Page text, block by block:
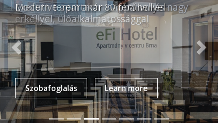
Modern terem akár 80 férőhellyel
Szobafoglalás Learn more
Previous Next